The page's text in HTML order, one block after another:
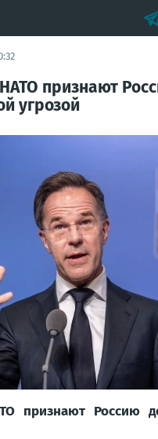
признают
угрозой
признают Россию